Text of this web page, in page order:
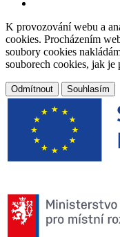
K provozování webu a
cookies. Procházením
soubory cookies
souborech cookies, jak
Odmítnout Souhlasím